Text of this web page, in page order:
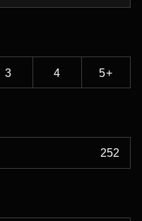
3 4 5+